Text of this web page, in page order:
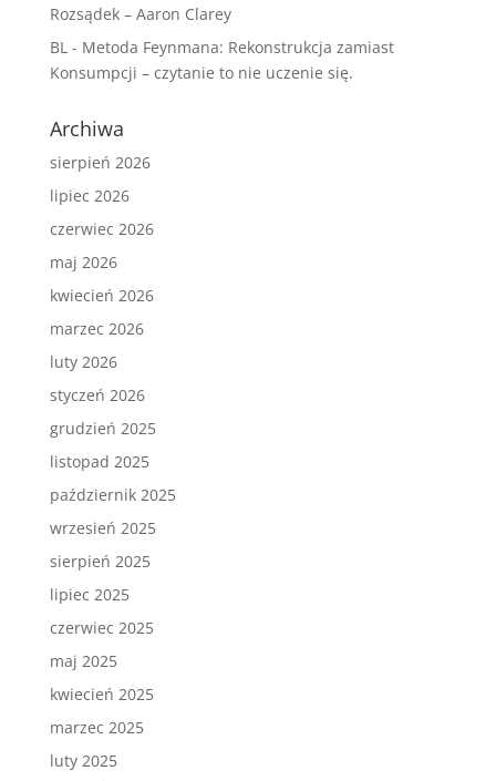
Rozsądek – Aaron Clarey
BL - Metoda Feynmana: Rekonstrukcja zamiast
Konsumpcji – czytanie to nie uczenie się.
Archiwa
sierpień 2026
lipiec 2026
czerwiec 2026
maj 2026
kwiecień 2026
marzec 2026
luty 2026
styczeń 2026
grudzień 2025
listopad 2025
październik 2025
wrzesień 2025
sierpień 2025
lipiec 2025
czerwiec 2025
maj 2025
kwiecień 2025
marzec 2025
luty 2025